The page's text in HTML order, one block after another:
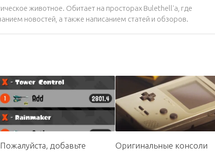
животное. Обитает на просторах Bulethell'a, где
новостей, а также написанием статей и обзоров.
добавьте
Оригинальные консоли